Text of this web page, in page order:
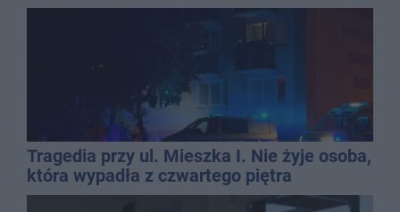
Tragedia przy ul. Mieszka I. Nie żyje osoba,
która wypadła z czwartego piętra